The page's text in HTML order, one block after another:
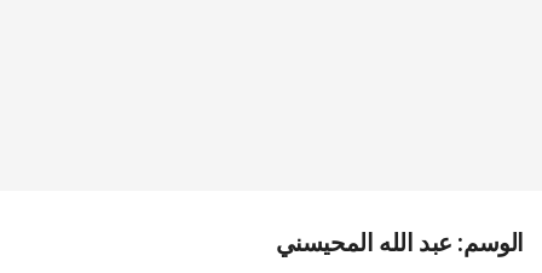
الوسم: عبد الله المحيسني